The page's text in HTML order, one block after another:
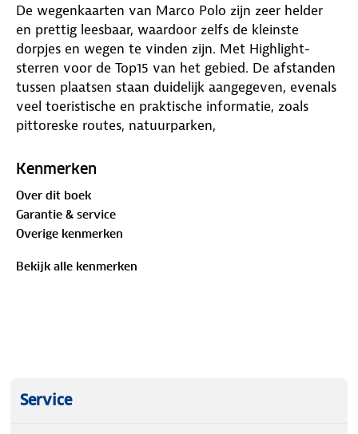
De wegenkaarten van Marco Polo zijn zeer helder
en prettig leesbaar, waardoor zelfs de kleinste
dorpjes en wegen te vinden zijn. Met Highlight-
sterren voor de Top15 van het gebied. De afstanden
tussen plaatsen staan duidelijk aangegeven, evenals
veel toeristische en praktische informatie, zoals
pittoreske routes, natuurparken,
Kenmerken
Over dit boek
Garantie & service
Overige kenmerken
Bekijk alle kenmerken
Service